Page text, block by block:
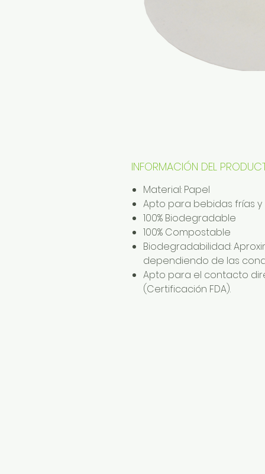
INFORMACIÓN DEL
Material: Papel
Apto para bebidas frías
100% Biodegradable
100% Compostable
Biodegradabilidad:
dependiendo de las
Apto para el contacto
(Certificación FDA).